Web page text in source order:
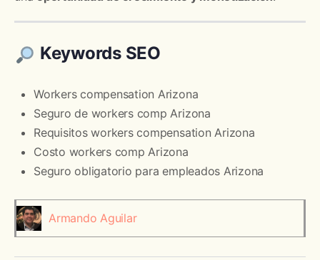
Keywords SEO
Workers compensation Arizona
Seguro de workers comp Arizona
Requisitos workers compensation Arizona
Costo workers comp Arizona
Seguro obligatorio para empleados Arizona
Armando Aguilar